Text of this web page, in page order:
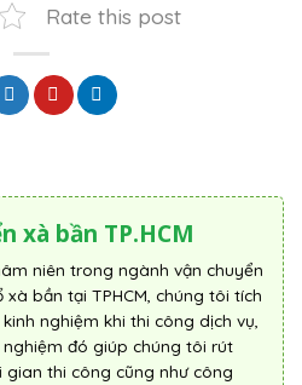
Rate this post
xà bần TP.HCM
niên trong ngành vận chuyển
xà bần tại TPHCM, chúng tôi tích
nghiệm khi thi công dịch vụ,
nghiệm đó giúp chúng tôi rút
gian thi công cũng như công